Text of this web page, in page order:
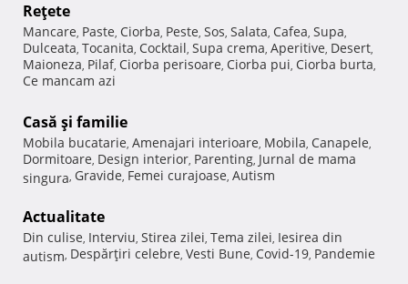
Reţete
Mancare, Paste, Ciorba, Peste, Sos, Salata, Cafea, Supa,
Dulceata, Tocanita, Cocktail, Supa crema, Aperitive, Desert,
Maioneza, Pilaf, Ciorba perisoare, Ciorba pui, Ciorba burta,
Ce mancam azi
Casă şi familie
Mobila bucatarie, Amenajari interioare, Mobila, Canapele,
Dormitoare, Design interior, Parenting, Jurnal de mama
singura, Gravide, Femei curajoase, Autism
Actualitate
Din culise, Interviu, Stirea zilei, Tema zilei, Iesirea din
autism, Despărţiri celebre, Vesti Bune, Covid-19, Pandemie